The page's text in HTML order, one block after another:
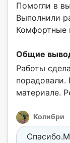
Помогли в
Выполнили
Комфортные
Общие
Работы
порадовали.
материале.
Колибри